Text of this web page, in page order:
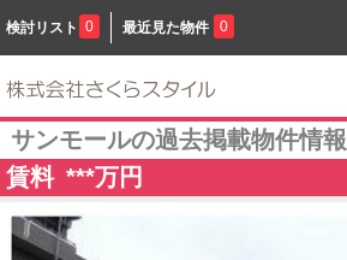
検討リスト 0 最近見た物件 0
サンモールの過去掲載物件情報
賃料 ***万円